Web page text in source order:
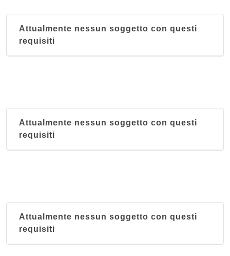
Attualmente nessun soggetto con questi
requisiti
Attualmente nessun soggetto con questi
requisiti
Attualmente nessun soggetto con questi
requisiti